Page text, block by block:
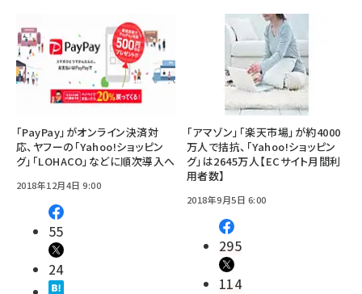
「PayPay」がオンライン決済対
応、ヤフーの「Yahoo!ショッピン
グ」「LOHACO」などに順次導入へ
2018年12月4日 9:00
55
24
「アマゾン」「楽天市場」が約4000
万人で拮抗、「Yahoo!ショッピン
グ」は2645万人【ECサイト月間利
用者数】
2018年9月5日 6:00
295
114